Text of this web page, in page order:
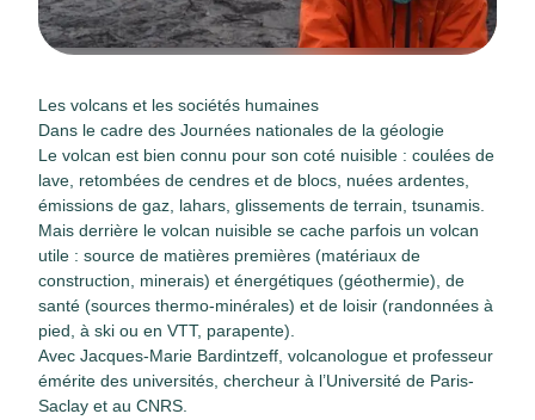
Les volcans et les sociétés humaines
Dans le cadre des Journées nationales de la géologie
Le volcan est bien connu pour son coté nuisible : coulées de
lave, retombées de cendres et de blocs, nuées ardentes,
émissions de gaz, lahars, glissements de terrain, tsunamis.
Mais derrière le volcan nuisible se cache parfois un volcan
utile : source de matières premières (matériaux de
construction, minerais) et énergétiques (géothermie), de
santé (sources thermo-minérales) et de loisir (randonnées à
pied, à ski ou en VTT, parapente).
Avec Jacques-Marie Bardintzeff, volcanologue et professeur
émérite des universités, chercheur à l’Université de Paris-
Saclay et au CNRS.